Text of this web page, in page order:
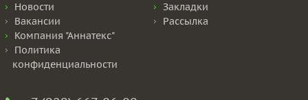
Новости
Вакансии
Компания "Аннатекс"
Политика
конфиденциальности
Закладки
Рассылка